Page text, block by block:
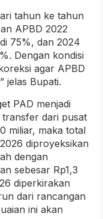
tahun ke tahun
APBD 2022
75%, dan 2024
Dengan kondisi
agar APBD
jelas Bupati.
PAD menjadi
dari pusat
miliar, maka total
diproyeksikan
dengan
sebesar Rp1,3
diperkirakan
dari rancangan
ini akan